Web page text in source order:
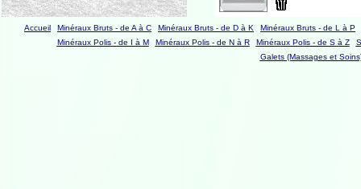
Accueil Minéraux Bruts - de A à C Minéraux Bruts - de D à K
Minéraux Bruts - de L à P
Minéraux Polis - de I à M
Minéraux Polis - de N à R Minéraux Polis - de S à Z
Galets (Massages et